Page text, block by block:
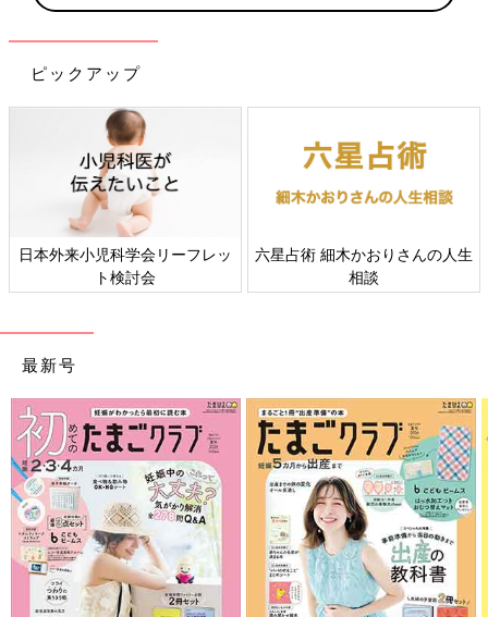
ピックアップ
日本外来小児科学会リーフレッ
ト検討会
六星占術 細木かおりさんの人生
相談
最新号